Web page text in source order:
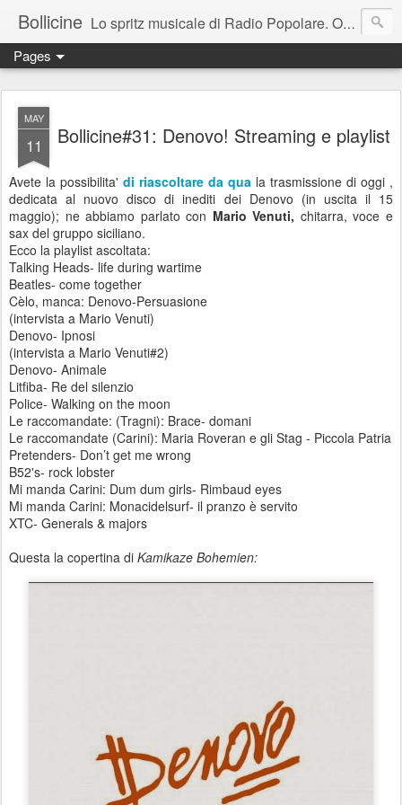
Bollicine Lo spritz musicale di Radio Popolare. Ogni domenica dalle 16.30 alle 17.30
Pages
MAY
11 Bollicine#31: Denovo! Streaming e playlist
Avete la possibilita' di riascoltare da qua la trasmissione di oggi ,
dedicata al nuovo disco di inediti dei Denovo (in uscita il 15
maggio); ne abbiamo parlato con Mario Venuti, chitarra, voce e
sax del gruppo siciliano.
Ecco la playlist ascoltata:
Talking Heads- life during wartime
Beatles- come together
Cèlo, manca: Denovo-Persuasione
(intervista a Mario Venuti)
Denovo- Ipnosi
(intervista a Mario Venuti#2)
Denovo- Animale
Litfiba- Re del silenzio
Police- Walking on the moon
Le raccomandate: (Tragni): Brace- domani
Le raccomandate (Carini): Maria Roveran e gli Stag - Piccola Patria
Pretenders- Don’t get me wrong
B52's- rock lobster
Mi manda Carini: Dum dum girls- Rimbaud eyes
Mi manda Carini: Monacidelsurf- il pranzo è servito
XTC- Generals & majors
Questa la copertina di Kamikaze Bohemien: